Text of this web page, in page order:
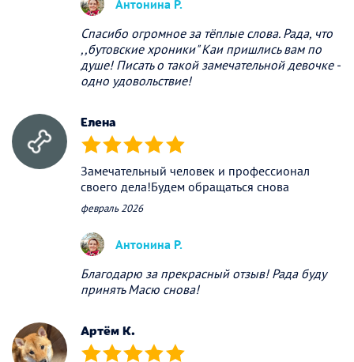
Антонина Р.
Спасибо огромное за тёплые слова. Рада, что
,,бутовские хроники" Каи пришлись вам по
душе! Писать о такой замечательной девочке -
одно удовольствие!
Елена
(*) (*) (*) (*) (*)
Замечательный человек и профессионал
своего дела!Будем обращаться снова
февраль 2026
Антонина Р.
Благодарю за прекрасный отзыв! Рада буду
принять Масю снова!
Артём К.